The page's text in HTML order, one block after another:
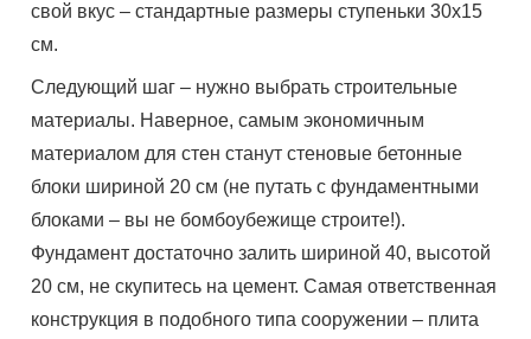
свой вкус – стандартные размеры ступеньки 30х15
см.
Следующий шаг – нужно выбрать строительные
материалы. Наверное, самым экономичным
материалом для стен станут стеновые бетонные
блоки шириной 20 см (не путать с фундаментными
блоками – вы не бомбоубежище строите!).
Фундамент достаточно залить шириной 40, высотой
20 см, не скупитесь на цемент. Самая ответственная
конструкция в подобного типа сооружении – плита